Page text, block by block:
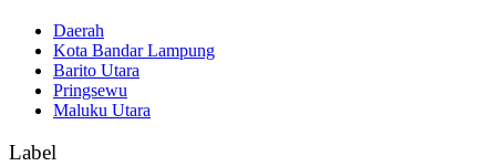
Daerah
Kota Bandar Lampung
Barito Utara
Pringsewu
Maluku Utara
Label